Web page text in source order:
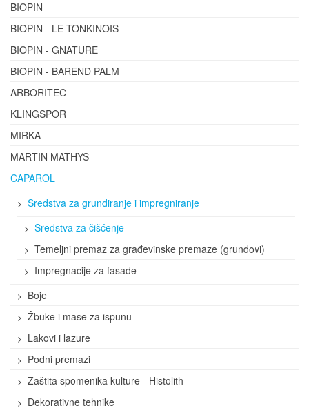
BIOPIN
BIOPIN - LE TONKINOIS
BIOPIN - GNATURE
BIOPIN - BAREND PALM
ARBORITEC
KLINGSPOR
MIRKA
MARTIN MATHYS
CAPAROL
Sredstva za grundiranje i impregniranje
Sredstva za čišćenje
Temeljni premaz za građevinske premaze (grundovi)
Impregnacije za fasade
Boje
Žbuke i mase za ispunu
Lakovi i lazure
Podni premazi
Zaštita spomenika kulture - Histolith
Dekorativne tehnike